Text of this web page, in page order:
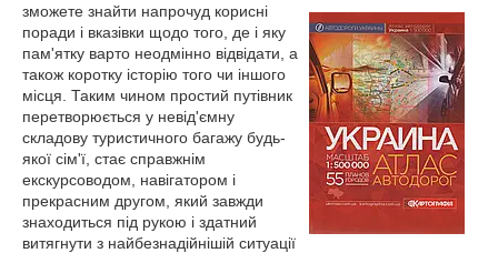
зможете знайти напрочуд корисні
поради і вказівки щодо того, де і яку
пам'ятку варто неодмінно відвідати, а
також коротку історію того чи іншого
місця. Таким чином простий путівник
перетворюється у невід'ємну
складову туристичного багажу будь-
якої сім'ї, стає справжнім
екскурсоводом, навігатором і
прекрасним другом, який завжди
знаходиться під рукою і здатний
витягнути з найбезнадійнішій ситуації